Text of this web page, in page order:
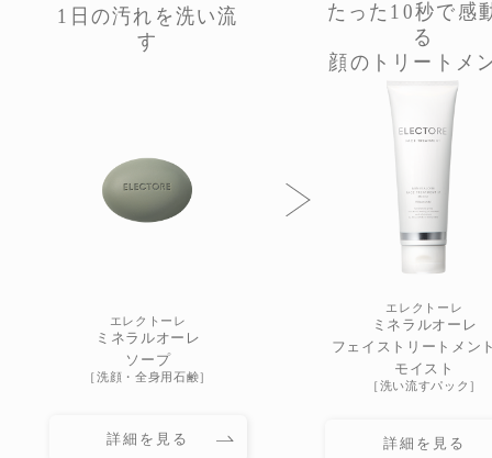
1日の汚れを洗い流
す
エレクトーレ
ミネラルオーレ
ソープ
［洗顔・全身用石鹸］
詳細を見る
たった10秒で感
る
顔のトリートメ
エレクトーレ
ミネラルオーレ
フェイストリートメン
モイスト
［洗い流すパック］
詳細を見る